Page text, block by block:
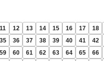
11 12 13 14 15 16 17 18
35 36 37 38 39 40 41 42
59 60 61 62 63 64 65 66